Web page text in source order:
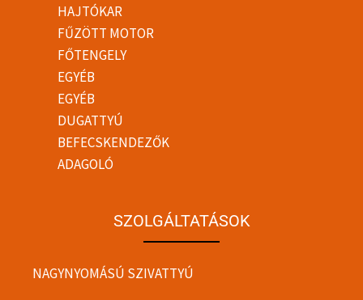
HAJTÓKAR
FŰZÖTT MOTOR
FŐTENGELY
EGYÉB
EGYÉB
DUGATTYÚ
BEFECSKENDEZŐK
ADAGOLÓ
SZOLGÁLTATÁSOK
NAGYNYOMÁSÚ SZIVATTYÚ